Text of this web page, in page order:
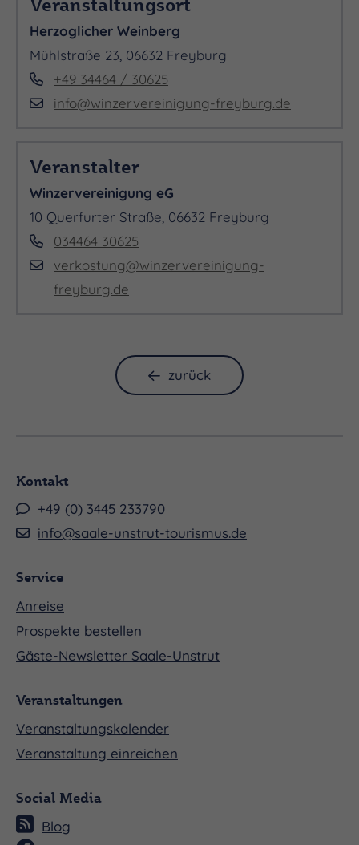
Herzoglicher Weinberg
Mühlstraße 23, 06632 Freyburg
+49 34464 / 30625
info@winzervereinigung-freyburg.de
Veranstalter
Winzervereinigung eG
10 Querfurter Straße, 06632 Freyburg
034464 30625
verkostung@winzervereinigung-
freyburg.de
zurück
Kontakt
+49 (0) 3445 233790
info@saale-unstrut-tourismus.de
Service
Anreise
Prospekte bestellen
Gäste-Newsletter Saale-Unstrut
Veranstaltungen
Veranstaltungskalender
Veranstaltung einreichen
Social Media
Blog